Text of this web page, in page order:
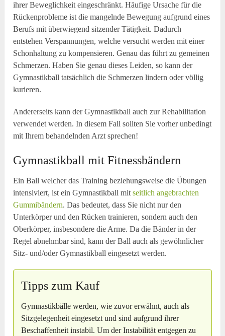
ihrer Beweglichkeit eingeschränkt. Häufige Ursache für die
Rückenprobleme ist die mangelnde Bewegung aufgrund eines
Berufs mit überwiegend sitzender Tätigkeit. Dadurch
entstehen Verspannungen, welche versucht werden mit einer
Schonhaltung zu kompensieren. Genau das führt zu gemeinen
Schmerzen. Haben Sie genau dieses Leiden, so kann der
Gymnastikball tatsächlich die Schmerzen lindern oder völlig
kurieren.
Andererseits kann der Gymnastikball auch zur Rehabilitation
verwendet werden. In diesem Fall sollten Sie vorher unbedingt
mit Ihrem behandelnden Arzt sprechen!
Gymnastikball mit Fitnessbändern
Ein Ball welcher das Training beziehungsweise die Übungen
intensiviert, ist ein Gymnastikball mitseitlich angebrachten
Gummibändern. Das bedeutet, dass Sie nicht nur den
Unterkörper und den Rücken trainieren, sondern auch den
Oberkörper, insbesondere die Arme. Da die Bänder in der
Regel abnehmbar sind, kann der Ball auch als gewöhnlicher
Sitz- und/oder Gymnastikball eingesetzt werden.
Tipps zum Kauf
Gymnastikbälle werden, wie zuvor erwähnt, auch als
Sitzgelegenheit eingesetzt und sind aufgrund ihrer
Beschaffenheit instabil. Um der Instabilität entgegen zu